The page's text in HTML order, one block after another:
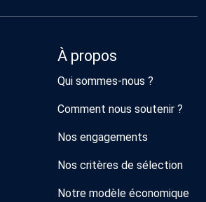
À propos
Qui sommes-nous ?
Comment nous soutenir ?
Nos engagements
Nos critères de sélection
Notre modèle économique